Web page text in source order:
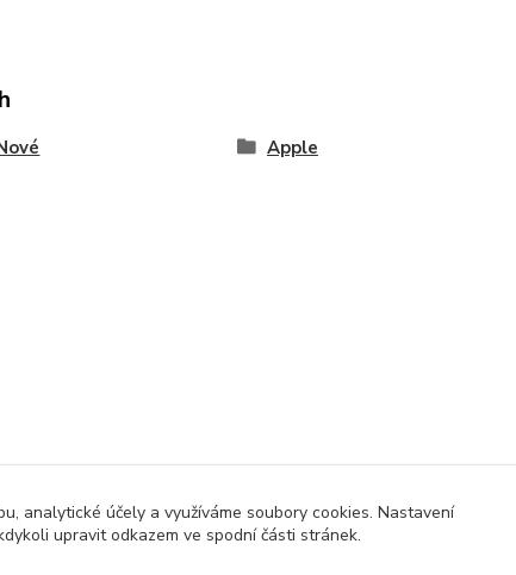
Apple
analytické účely a využíváme soubory cookies. Nastavení
upravit odkazem ve spodní části stránek.